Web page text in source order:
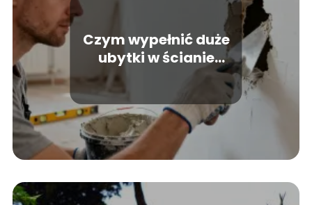
Czym wypełnić duże
ubytki w ścianie
wewnętrznej?
Praktyczne porady